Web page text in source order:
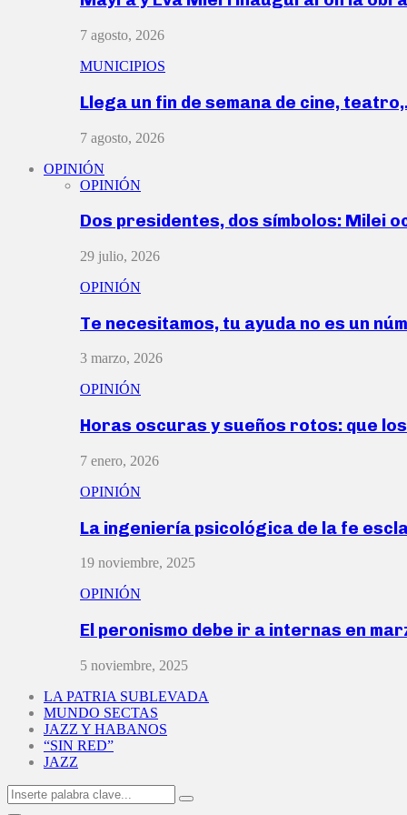
7 agosto, 2026
MUNICIPIOS
Llega un fin de semana de cine,
7 agosto, 2026
OPINIÓN
OPINIÓN
Dos presidentes, dos símbolos: Milei
29 julio, 2026
OPINIÓN
Te necesitamos, tu ayuda no es un
3 marzo, 2026
OPINIÓN
Horas oscuras y sueños rotos: que
7 enero, 2026
OPINIÓN
La ingeniería psicológica de la fe
19 noviembre, 2025
OPINIÓN
El peronismo debe ir a internas en
5 noviembre, 2025
LA PATRIA SUBLEVADA
MUNDO SECTAS
JAZZ Y HABANOS
“SIN RED”
JAZZ
Search
for:
Search